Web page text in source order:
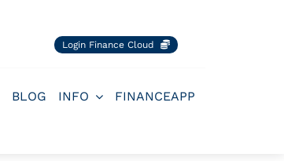
Login Finance Cloud
BLOG INFO FINANCEAPP